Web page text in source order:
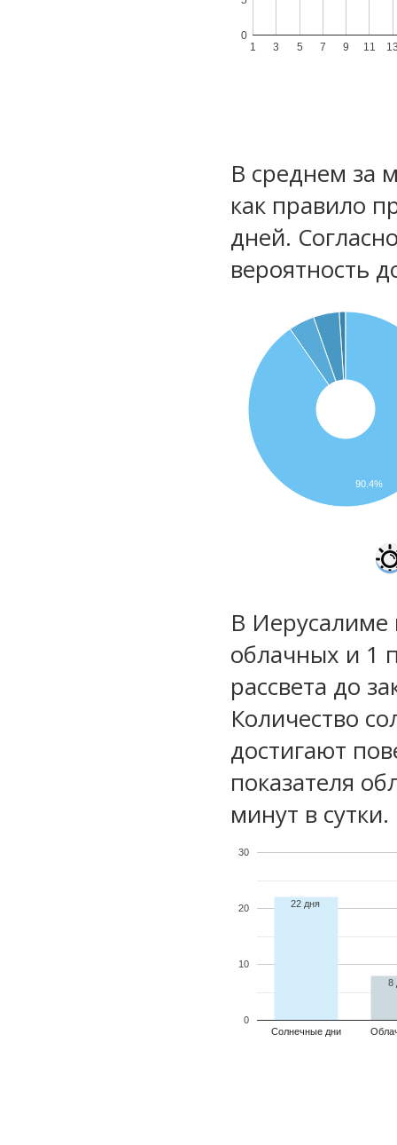
1 3 5 7 9 11
0
В среднем за
как правило
дней.
вероятность
90.4%
В Иерусалиме
облачных и 1
рассвета до
Количество
достигают
показателя
минут в сутки.
Солнечные дни
0
10
20
30
22 дня
8